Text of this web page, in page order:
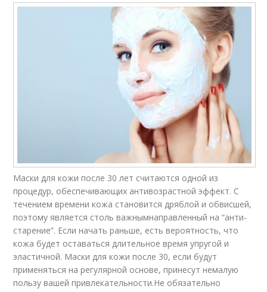
Маски для кожи после 30 лет считаются одной из
процедур, обеспечивающих антивозрастной эффект. С
течением времени кожа становится дряблой и обвисшей,
поэтому является столь важнымнаправленный на “анти-
старение”. Если начать раньше, есть вероятность, что
кожа будет оставаться длительное время упругой и
эластичной. Маски для кожи после 30, если будут
применяться на регулярной основе, принесут немалую
пользу вашей привлекательности.Не обязательно